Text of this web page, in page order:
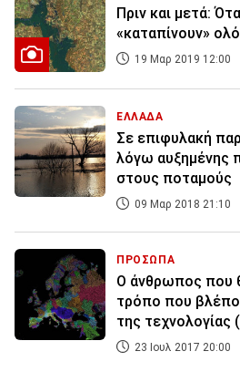
Πριν και μετά:
«καταπίνουν»
19 Μαρ 2019 12:00
ΕΛΛΑΔΑ
Σε επιφυλακή
λόγω αυξημένης
στους ποταμούς
09 Μαρ 2018 21:10
ΠΡΟΣΩΠΑ
Ο άνθρωπος που
τρόπο που
της τεχνολογίας
23 Ιουλ 2017 20:00